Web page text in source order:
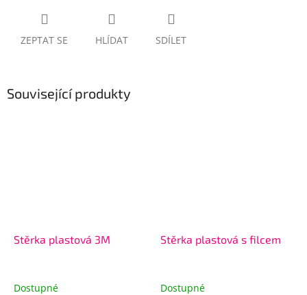
ZEPTAT SE HLÍDAT SDÍLET
Související produkty
Stěrka plastová 3M
Dostupné
Stěrka plastová s filcem
Dostupné